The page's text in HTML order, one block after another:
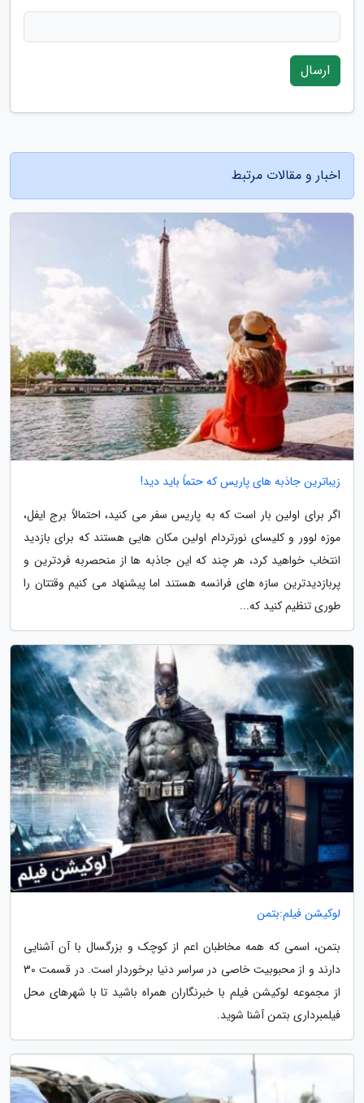
ارسال
اخبار و مقالات مرتبط
زیباترین جاذبه های پاریس که حتماً باید دید!
اگر برای اولین بار است که به پاریس سفر می کنید، احتمالاً برج ایفل،
موزه لوور و کلیسای نورتردام اولین مکان هایی هستند که برای بازدید
انتخاب خواهید کرد، هر چند که این جاذبه ها از منحصربه فردترین و
پربازدیدترین سازه های فرانسه هستند اما پیشنهاد می کنیم وقتتان را
طوری تنظیم کنید که...
لوکیشن فیلم:بتمن
بتمن، اسمی که همه مخاطبان اعم از کوچک و بزرگسال با آن آشنایی
دارند و از محبوبیت خاصی در سراسر دنیا برخوردار است. در قسمت 30
از مجموعه لوکیشن فیلم با خبرنگاران همراه باشید تا با شهرهای محل
فیلمبرداری بتمن آشنا شوید.